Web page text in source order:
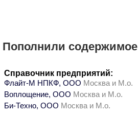
Пополнили содержимое
Справочник предприятий:
Флайт-М НПКФ, ООО Москва и М.о.
Воплощение, ООО Москва и М.о.
Би-Техно, ООО Москва и М.о.